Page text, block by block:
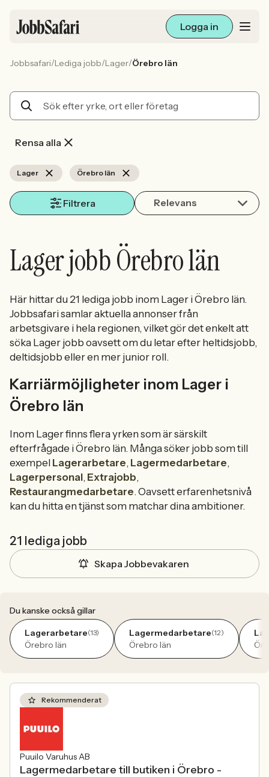
Logga in
Arbetsliv och karriär
Sök med AI
Jobbsafari/Lediga jobb/Lager/Örebro län
Rensa alla
Lager Örebro län
Filtrera Relevans
Lager jobb Örebro län
Här hittar du 21 lediga jobb inom Lager i Örebro län.
Jobbsafari samlar aktuella annonser från
arbetsgivare i hela regionen, vilket gör det enkelt att
söka Lager jobb oavsett om du letar efter heltidsjobb,
deltidsjobb eller en mer junior roll.
Karriärmöjligheter inom Lager i
Örebro län
Inom Lager finns flera yrken som är särskilt
efterfrågade i Örebro län. Många söker jobb som till
exempel Lagerarbetare, Lagermedarbetare,
Lagerpersonal, Extrajobb,
Restaurangmedarbetare. Oavsett erfarenhetsnivå
kan du hitta en tjänst som matchar dina ambitioner.
21 lediga jobb
Skapa Jobbevakaren
Du kanske också gillar
Lagerarbetare(13)
Örebro län
Lagermedarbetare(12)
Örebro län
Rekommenderat
Puuilo Varuhus AB
Lagermedarbetare till butiken i Örebro -